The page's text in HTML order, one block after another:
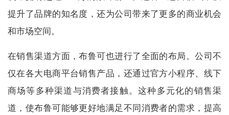
提升了品牌的知名度，还为公司带来了更多的商业机会
和市场空间。
在销售渠道方面，布鲁可也进行了全面的布局。公司不
仅在各大电商平台销售产品，还通过官方小程序、线下
商场等多种渠道与消费者接触。这种多元化的销售渠
道，使布鲁可能够更好地满足不同消费者的需求，提高